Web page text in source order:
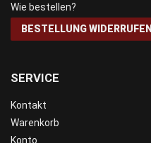
SERVICE
Kontakt
Warenkorb
Konto
Wie bestellen?
BESTELLUNG WIDERRUFEN